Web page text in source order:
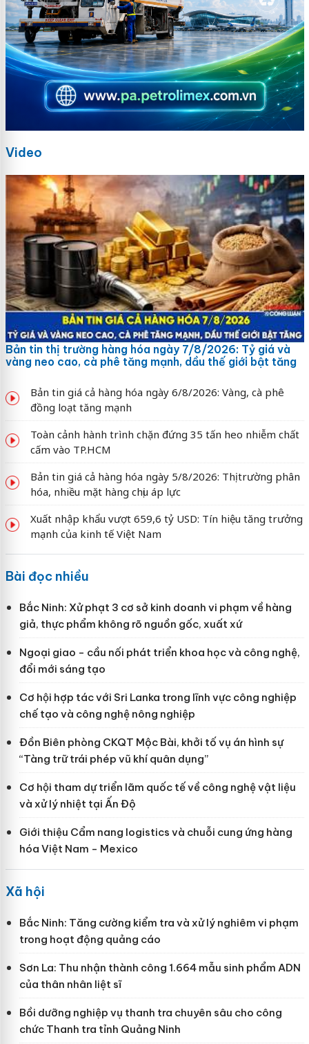
Video
Bản tin thị trường hàng hóa ngày 7/8/2026: Tỷ giá và
vàng neo cao, cà phê tăng mạnh, dầu thế giới bật tăng
Bản tin giá cả hàng hóa ngày 6/8/2026: Vàng, cà phê
đồng loạt tăng mạnh
Toàn cảnh hành trình chặn đứng 35 tấn heo nhiễm chất
cấm vào TP.HCM
Bản tin giá cả hàng hóa ngày 5/8/2026: Thị trường phân
hóa, nhiều mặt hàng chịu áp lực
Xuất nhập khẩu vượt 659,6 tỷ USD: Tín hiệu tăng trưởng
mạnh của kinh tế Việt Nam
Bài đọc nhiều
Bắc Ninh: Xử phạt 3 cơ sở kinh doanh vi phạm về hàng
giả, thực phẩm không rõ nguồn gốc, xuất xứ
Ngoại giao - cầu nối phát triển khoa học và công nghệ,
đổi mới sáng tạo
Cơ hội hợp tác với Sri Lanka trong lĩnh vực công nghiệp
chế tạo và công nghệ nông nghiệp
Đồn Biên phòng CKQT Mộc Bài, khởi tố vụ án hình sự
“Tàng trữ trái phép vũ khí quân dụng”
Cơ hội tham dự triển lãm quốc tế về công nghệ vật liệu
và xử lý nhiệt tại Ấn Độ
Giới thiệu Cẩm nang logistics và chuỗi cung ứng hàng
hóa Việt Nam - Mexico
Xã hội
Bắc Ninh: Tăng cường kiểm tra và xử lý nghiêm vi phạm
trong hoạt động quảng cáo
Sơn La: Thu nhận thành công 1.664 mẫu sinh phẩm ADN
của thân nhân liệt sĩ
Bồi dưỡng nghiệp vụ thanh tra chuyên sâu cho công
chức Thanh tra tỉnh Quảng Ninh